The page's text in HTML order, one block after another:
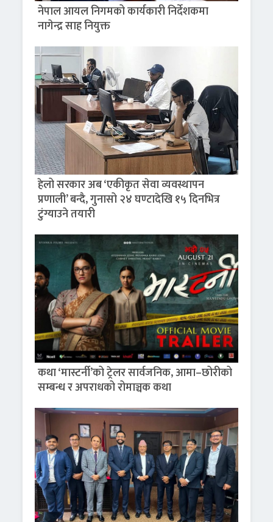
नेपाल आयल निगमको कार्यकारी निर्देशकमा
नागेन्द्र साह नियुक्त
हेलो सरकार अब ‘एकीकृत सेवा व्यवस्थापन
प्रणाली’ बन्दै, गुनासो २४ घण्टादेखि १५ दिनभित्र
टुंग्याउने तयारी
कथा ‘मास्टर्नी’को ट्रेलर सार्वजनिक, आमा–छोरीको
सम्बन्ध र अपराधको रोमाञ्चक कथा